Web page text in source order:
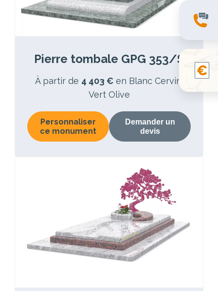
Pierre tombale GPG 353/S
À partir de 4 403 € en Blanc Cervin,
Vert Olive
Personnaliser
ce monument
Demander un
devis